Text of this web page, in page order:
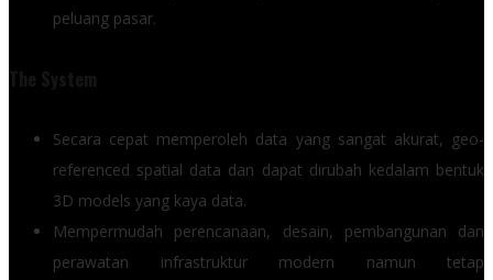
peluang pasar.
Secara cepat memperoleh data yang sangat akurat, geo-
referenced spatial data dan dapat dirubah kedalam bentuk
3D models yang kaya data.
Mempermudah perencanaan, desain, pembangunan dan
perawatan infrastruktur modern namun tetap